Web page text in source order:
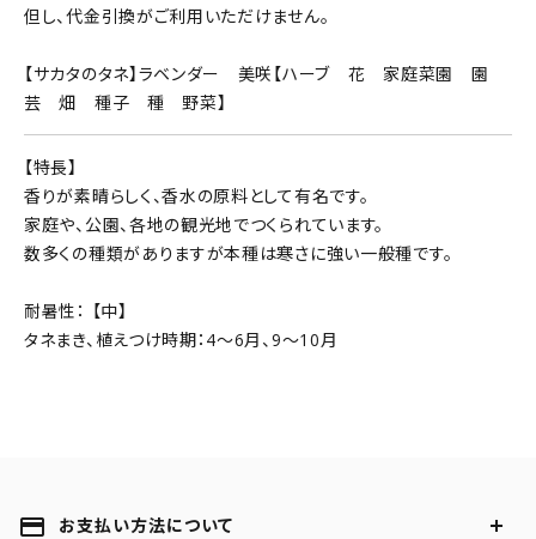
但し、代金引換がご利用いただけません。
【サカタのタネ】ラベンダー 美咲【ハーブ 花 家庭菜園 園
芸 畑 種子 種 野菜】
【特長】
香りが素晴らしく、香水の原料として有名です。
家庭や、公園、各地の観光地でつくられています。
数多くの種類がありますが本種は寒さに強い一般種です。
耐暑性： 【中】
タネまき、植えつけ時期：4～6月、9～10月
payment お支払い方法について